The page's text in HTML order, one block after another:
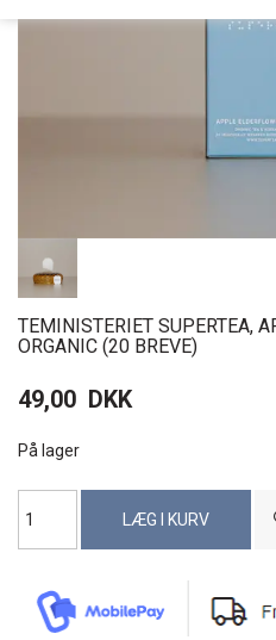
TEMINISTERIET SUPERTEA,
ORGANIC (20 BREVE)
49,00 DKK
På lager